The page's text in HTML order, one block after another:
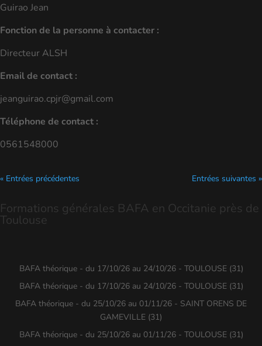
Guirao Jean
Fonction de la personne à contacter :
Directeur ALSH
Email de contact :
jeanguirao.cpjr@gmail.com
Téléphone de contact :
0561548000
« Entrées précédentes Entrées suivantes »
Formations générales BAFA en Occitanie près de
Toulouse
BAFA théorique - du 17/10/26 au 24/10/26 - TOULOUSE (31)
BAFA théorique - du 17/10/26 au 24/10/26 - TOULOUSE (31)
BAFA théorique - du 25/10/26 au 01/11/26 - SAINT ORENS DE
GAMEVILLE (31)
BAFA théorique - du 25/10/26 au 01/11/26 - TOULOUSE (31)